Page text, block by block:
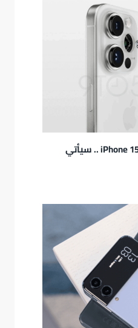
أحدث التسريبات لهاتف iPhone 15 Pro .. سيأتي